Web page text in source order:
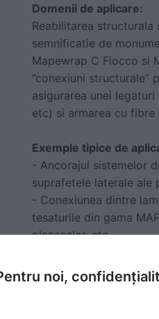
Domenii de aplicare:
Reabilitarea
semnificatie de
Mapewrap C Fiocco si
”conexiuni
asigurarea unei
etc) si armarea cu fibre
Exemple tipice de
- Ancorajul sistemelor
suprafetele laterale ale
- Conexiunea dintre
tesaturile din gama
planseelor, etc.
Sistem de
noi,